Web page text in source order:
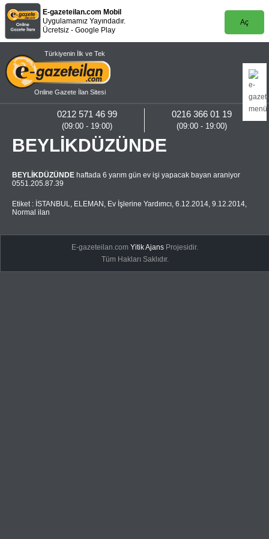
E-gazeteilan.com Mobil
Uygulamamız Yayındadır.
Ücretsiz - Google Play
Aç
Türkiyenin İlk ve Tek
Online Gazete İlan Sitesi
0216 366 01 19
(09:00 - 19:00)
0212 571 46 99
(09:00 - 19:00)
BEYLİKDÜZÜNDE
BEYLİKDÜZÜNDE haftada 6 yarım gün ev işi yapacak bayan araniyor
0551.205.87.39
Etiket : İSTANBUL, ELEMAN , Ev İşlerine Yardımcı, 6.12.2014, 9.12.2014,
Normal ilan
E-gazeteilan.comYitik Ajans Projesidir.
Tüm Hakları Saklıdır.